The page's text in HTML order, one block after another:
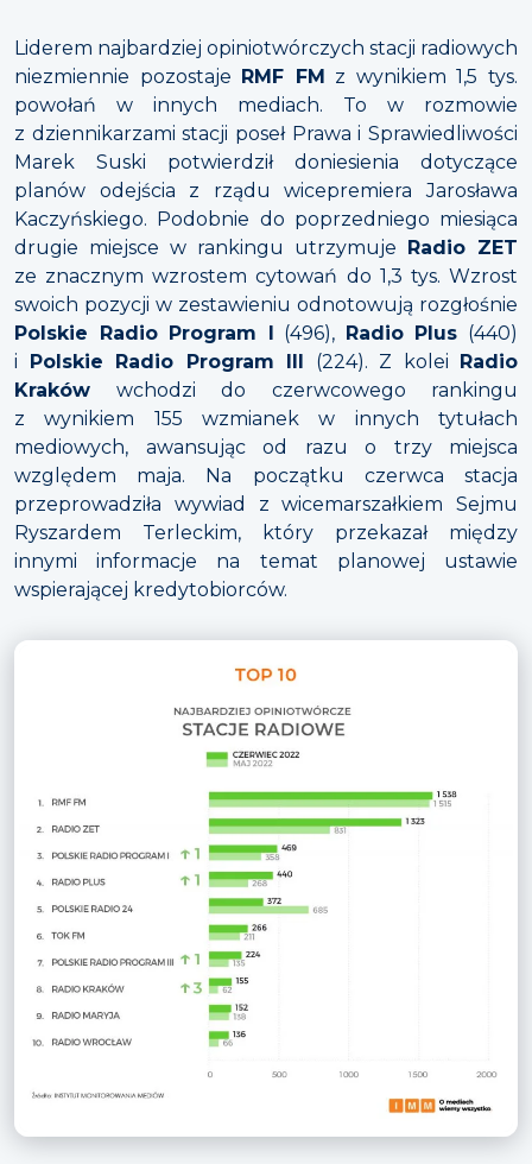
Liderem najbardziej opiniotwórczych stacji radiowych
niezmiennie pozostaje
RMF FM
z wynikiem 1,5 tys.
powołań w innych mediach. To w rozmowie
z dziennikarzami stacji poseł Prawa i Sprawiedliwości
Marek Suski potwierdził doniesienia dotyczące
planów odejścia z rządu wicepremiera Jarosława
Kaczyńskiego. Podobnie do poprzedniego miesiąca
drugie miejsce w rankingu utrzymuje
Radio ZET
ze znacznym wzrostem cytowań do 1,3 tys. Wzrost
swoich pozycji w zestawieniu odnotowują rozgłośnie
Polskie Radio Program I
(496), Radio Plus (440)
i
Polskie Radio Program III (224). Z kolei
Radio
Kraków wchodzi do czerwcowego rankingu
z wynikiem 155 wzmianek w innych tytułach
mediowych, awansując od razu o trzy miejsca
względem maja. Na początku czerwca stacja
przeprowadziła wywiad z wicemarszałkiem Sejmu
Ryszardem Terleckim, który przekazał między
innymi informacje na temat planowej ustawie
wspierającej kredytobiorców.